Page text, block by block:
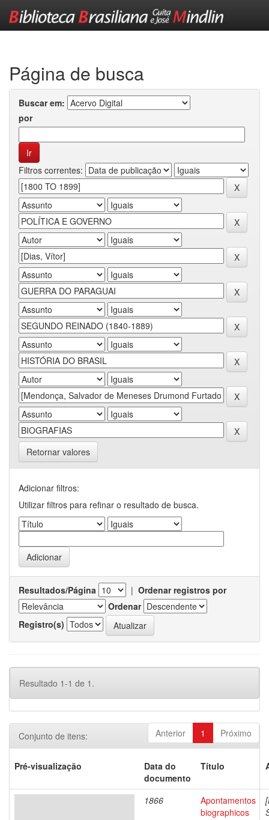
Página de busca
Buscar em:
por
Filtros correntes:
Retornar valores
Adicionar filtros:
Utilizar filtros para refinar o resultado de busca.
Resultados/Página | Ordenar registros por
Ordenar
Registro(s)
Resultado 1-1 de 1.
Anterior 1 Próximo
Conjunto de itens:
Pré-visualização
Data do
documento
Título
1866
Apontamentos
biographicos